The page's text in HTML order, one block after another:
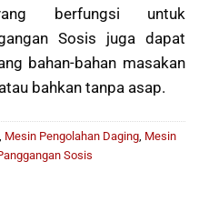
berfungsi untuk
Sosis juga dapat
bahan-bahan masakan
bahkan tanpa asap.
Mesin Pengolahan Daging Mesin
Sosis